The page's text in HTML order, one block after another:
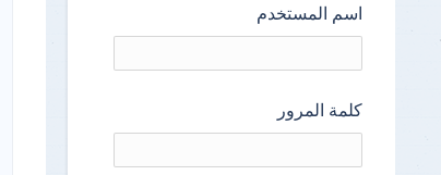
اسم المستخدم
كلمة المرور